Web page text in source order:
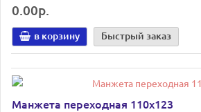
0.00р.
в корзину Быстрый заказ
Манжета переходная 110х123